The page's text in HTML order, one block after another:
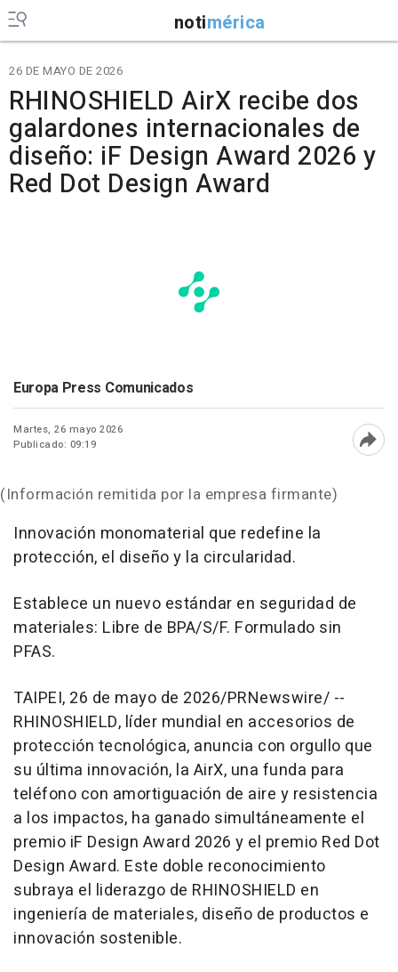
notimérica
26 DE MAYO DE 2026
RHINOSHIELD AirX recibe dos
galardones internacionales de
diseño: iF Design Award 2026 y
Red Dot Design Award
Europa Press Comunicados
Martes, 26 mayo 2026
Publicado: 09:19
(Información remitida por la empresa firmante)
Innovación monomaterial que redefine la
protección, el diseño y la circularidad.
Establece un nuevo estándar en seguridad de
materiales: Libre de BPA/S/F. Formulado sin
PFAS.
TAIPEI, 26 de mayo de 2026/PRNewswire/ --
RHINOSHIELD, líder mundial en accesorios de
protección tecnológica, anuncia con orgullo que
su última innovación, la AirX, una funda para
teléfono con amortiguación de aire y resistencia
a los impactos, ha ganado simultáneamente el
premio iF Design Award 2026 y el premio Red Dot
Design Award. Este doble reconocimiento
subraya el liderazgo de RHINOSHIELD en
ingeniería de materiales, diseño de productos e
innovación sostenible.